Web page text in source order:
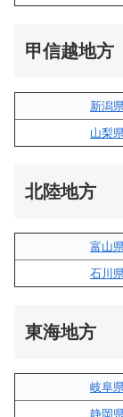
甲信越地方
新潟
山梨
北陸地方
富山
石川
東海地方
岐阜
静岡